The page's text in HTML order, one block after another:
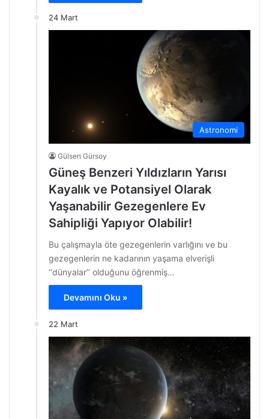
24 Mart
Astronomi
Gülsen Gürsoy
Güneş Benzeri Yıldızların Yarısı
Kayalık ve Potansiyel Olarak
Yaşanabilir Gezegenlere Ev
Sahipliği Yapıyor Olabilir!
Bu çalışmayla öte gezegenlerin varlığını ve bu
gezegenlerin ne kadarının yaşama elverişli
‘‘dünyalar’’ olduğunu öğrenmiş…
Devamını Oku »
22 Mart